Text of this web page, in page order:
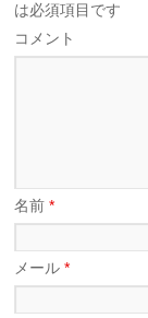
は必須項目です
コメント
名前*
メール*